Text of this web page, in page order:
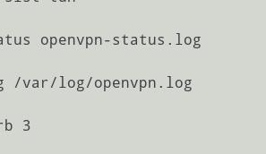
openvpn-status.log
/var/log/openvpn.log
3